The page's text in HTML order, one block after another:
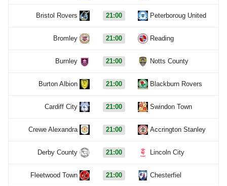
Bristol Rovers 21:00 Peterboroug United
Bromley 21:00 Reading
Burnley 21:00 Notts County
Burton Albion 21:00 Blackburn Rovers
Cardiff City 21:00 Swindon Town
Crewe Alexandra 21:00 Accrington Stanley
Derby County 21:00 Lincoln City
Fleetwood Town 21:00 Chesterfiel